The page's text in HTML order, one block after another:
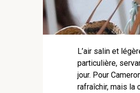
L’air salin et
particulière,
jour. Pour
rafraîchir, mais la